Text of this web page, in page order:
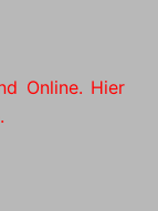
Online. Hier